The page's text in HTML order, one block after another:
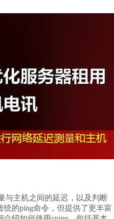
与主机之间的延迟，以及判断
的ping命令，但提供了更丰富